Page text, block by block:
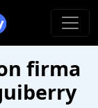
firma